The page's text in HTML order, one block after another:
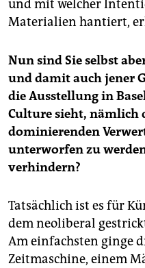
und mit welcher
Materialien hantiert,
Nun sind Sie selbst
und damit auch jener
die Ausstellung in
Culture sieht, nämlich
dominierenden
unterworfen zu
verhindern?
Tatsächlich ist es für
dem neoliberal
Am einfachsten ginge
Zeitmaschine, einem